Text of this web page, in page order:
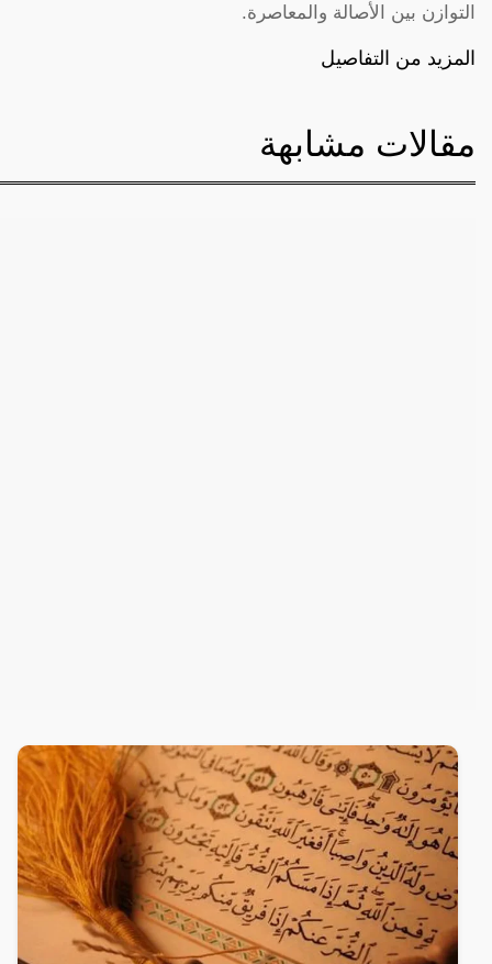
التوازن بين الأصالة والمعاصرة.
المزيد من التفاصيل
مقالات مشابهة